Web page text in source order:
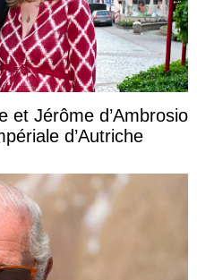
et Jérôme d’Ambrosio
d’Autriche